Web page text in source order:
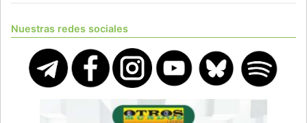
Nuestras redes sociales